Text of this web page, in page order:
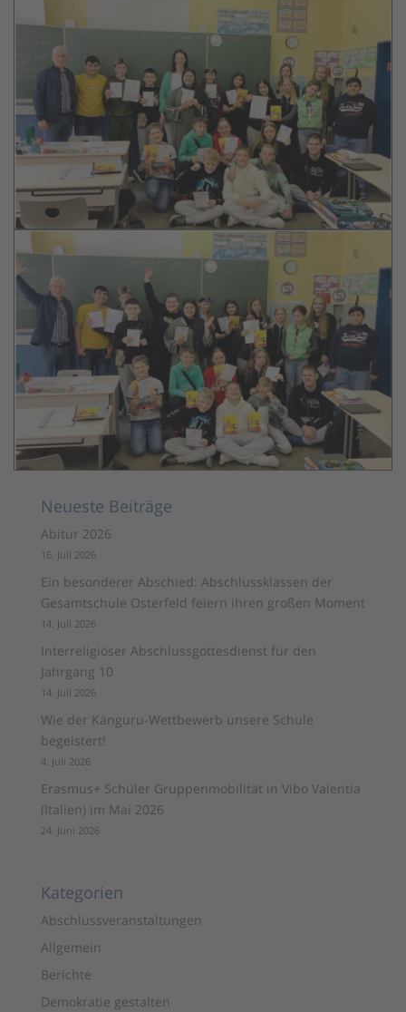
Neueste Beiträge
Abitur 2026
16. Juli 2026
Ein besonderer Abschied: Abschlussklassen der
Gesamtschule Osterfeld feiern ihren großen Moment
14. Juli 2026
Interreligiöser Abschlussgottesdienst für den
Jahrgang 10
14. Juli 2026
Wie der Känguru-Wettbewerb unsere Schule
begeistert!
4. Juli 2026
Erasmus+ Schüler Gruppenmobilität in Vibo Valentia
(Italien) im Mai 2026
24. Juni 2026
Kategorien
Abschlussveranstaltungen
Allgemein
Berichte
Demokratie gestalten